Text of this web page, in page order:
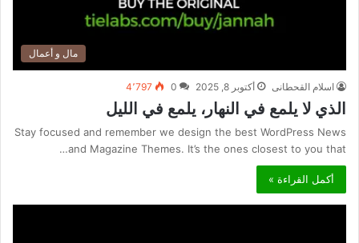
مال و أعمال
اسلام القحطانى أكتوبر 8, 2025 0 4٬797
الذي لا يلمع في النهار، يلمع في الليل
Stay focused and remember we design the best WordPress News
and Magazine Themes. It’s the ones closest to you that…
أكمل القراءة »